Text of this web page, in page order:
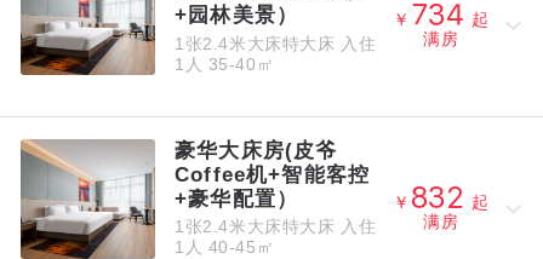
+园林美景）
1张2.4米大床特大床 入住
1人
35-40㎡
￥  起
满房
豪华大床房(皮爷
Coffee机+智能客控
+豪华配置）
1张2.4米大床特大床 入住
1人 40-45㎡
￥ 
起
满房